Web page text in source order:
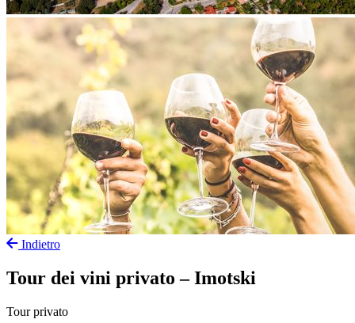
Indietro
Tour dei vini privato – Imotski
Tour privato